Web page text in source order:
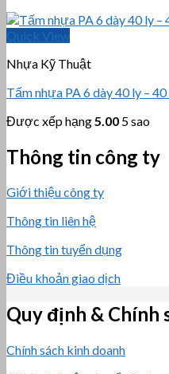
Quick View
Nhựa Kỹ Thuật
Tấm nhựa PA 6 dày 40 ly –
Được xếp hạng5.00 5 sao
Thông tin công ty
Giới thiệu công ty
Thông tin liên hệ
Thông tin tuyển dụng
Điều khoản giao dịch
Quy định & Chính
Chính sách kinh doanh